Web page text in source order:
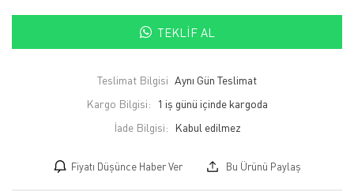
TEKLIF AL
Teslimat Bilgisi Aynı Gün Teslimat
Kargo Bilgisi:
1 iş günü içinde kargoda
İade Bilgisi:
Fiyatı Düşünce Haber Ver Bu Ürünü Paylaş